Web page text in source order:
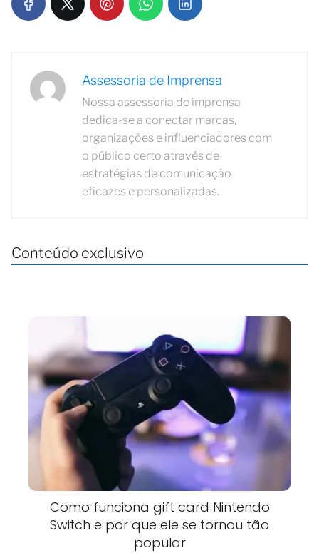
Assessoria de Imprensa
Nossa assessoria de imprensa
dedica-se a conectar marcas,
organizações e influenciadores com
o público certo através de
estratégias de comunicação
eficazes e personalizadas.
Conteúdo exclusivo
Como funciona gift card Nintendo
Switch e por que ele se tornou tão
popular